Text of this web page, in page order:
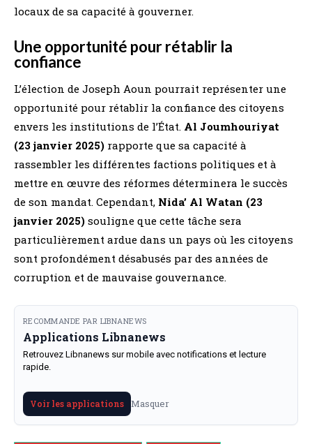
locaux de sa capacité à gouverner.
Une opportunité pour rétablir la
confiance
L’élection de Joseph Aoun pourrait représenter une
opportunité pour rétablir la confiance des citoyens
envers les institutions de l’État. Al Joumhouriyat
(23 janvier 2025) rapporte que sa capacité à
rassembler les différentes factions politiques et à
mettre en œuvre des réformes déterminera le succès
de son mandat. Cependant, Nida’ Al Watan (23
janvier 2025) souligne que cette tâche sera
particulièrement ardue dans un pays où les citoyens
sont profondément désabusés par des années de
corruption et de mauvaise gouvernance.
RECOMMANDE PAR LIBNANEWS
Applications Libnanews
Retrouvez Libnanews sur mobile avec notifications et lecture
rapide.
Voir les applications Masquer